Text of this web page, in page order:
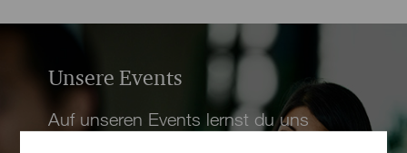
Unsere Events
Auf unseren Events lernst du uns